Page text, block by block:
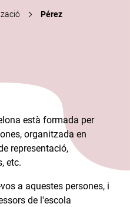
Pérez
està formada per
organitzada en
representació,
etc.​
a aquestes persones, i
de l'escola